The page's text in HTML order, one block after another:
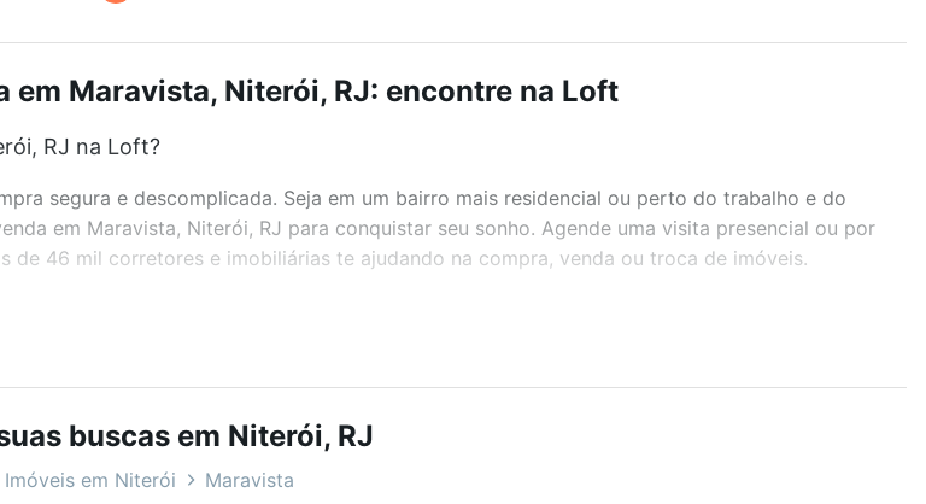
em Maravista, Niterói, RJ: encontre na Loft
RJ na Loft?
segura e descomplicada. Seja em um bairro mais residencial ou perto do trabalho e do
em Maravista, Niterói, RJ para conquistar seu sonho. Agende uma visita presencial ou por
46 mil corretores e imobiliárias te ajudando na compra, venda ou troca de imóveis.
e comodidades, como piscina, academia, salão de festas ou área verde e encontrar
Loft.
RJ?
buscas em Niterói, RJ
Imóveis em Niterói Maravista